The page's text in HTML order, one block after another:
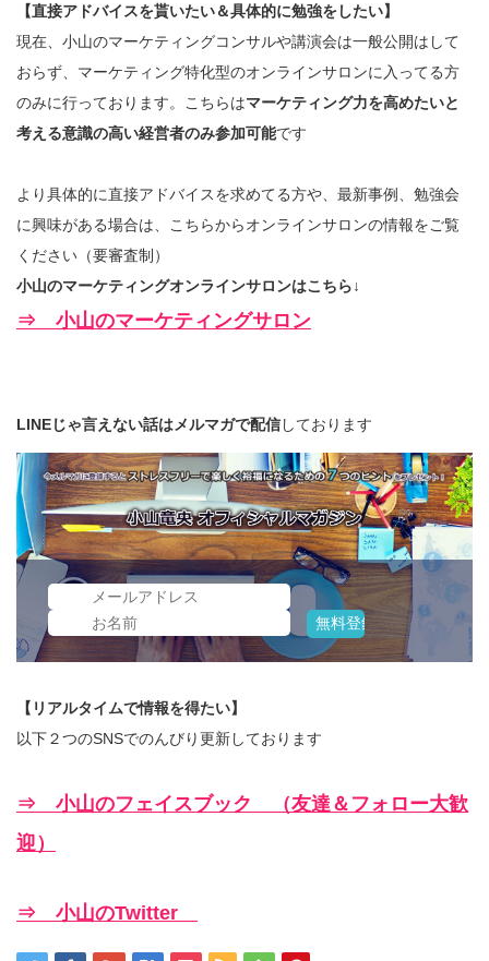
【直接アドバイスを貰いたい＆具体的に勉強をしたい】
現在、小山のマーケティングコンサルや講演会は一般公開はして
おらず、マーケティング特化型のオンラインサロンに入ってる方
のみに行っております。こちらはマーケティング力を高めたいと
考える意識の高い経営者のみ参加可能です
より具体的に直接アドバイスを求めてる方や、最新事例、勉強会
に興味がある場合は、こちらからオンラインサロンの情報をご覧
ください（要審査制）
小山のマーケティングオンラインサロンはこちら↓
⇒ 小山のマーケティングサロン
LINEじゃ言えない話はメルマガで配信しております
【リアルタイムで情報を得たい】
以下２つのSNSでのんびり更新しております
⇒ 小山のフェイスブック （友達＆フォロー大歓
迎）
⇒ 小山のTwitter